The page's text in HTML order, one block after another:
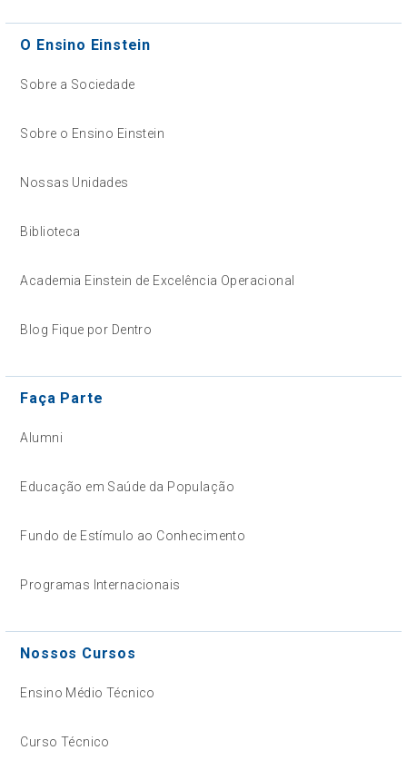
O Ensino Einstein
Sobre a Sociedade
Sobre o Ensino Einstein
Nossas Unidades
Biblioteca
Academia Einstein de Excelência Operacional
Blog Fique por Dentro
Faça Parte
Alumni
Educação em Saúde da População
Fundo de Estímulo ao Conhecimento
Programas Internacionais
Nossos Cursos
Ensino Médio Técnico
Curso Técnico